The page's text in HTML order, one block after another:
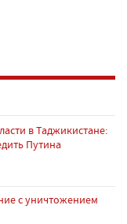
в Таджикистане:
Путина
с уничтожением